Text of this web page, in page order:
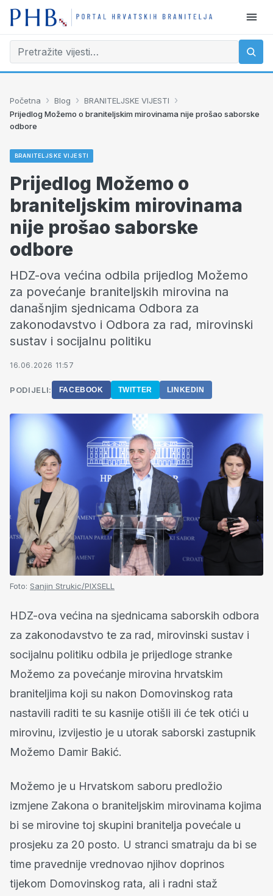
Početna › Blog › BRANITELJSKE VIJESTI ›
Prijedlog Možemo o braniteljskim mirovinama nije prošao saborske
odbore
BRANITELJSKE VIJESTI
Prijedlog Možemo o
braniteljskim mirovinama
nije prošao saborske
odbore
HDZ-ova većina odbila prijedlog Možemo
za povećanje braniteljskih mirovina na
današnjim sjednicama Odbora za
zakonodavstvo i Odbora za rad, mirovinski
sustav i socijalnu politiku
16.06.2026 11:57
PODIJELI: FACEBOOK TWITTER LINKEDIN
Foto: Sanjin Strukic/PIXSELL
HDZ-ova većina na sjednicama saborskih odbora
za zakonodavstvo te za rad, mirovinski sustav i
socijalnu politiku odbila je prijedloge stranke
Možemo za povećanje mirovina hrvatskim
braniteljima koji su nakon Domovinskog rata
nastavili raditi te su kasnije otišli ili će tek otići u
mirovinu, izvijestio je u utorak saborski zastupnik
Možemo Damir Bakić.
Možemo je u Hrvatskom saboru predložio
izmjene Zakona o braniteljskim mirovinama kojima
bi se mirovine toj skupini branitelja povećale u
prosjeku za 20 posto. U stranci smatraju da bi se
time pravednije vrednovao njihov doprinos
tijekom Domovinskog rata, ali i radni staž